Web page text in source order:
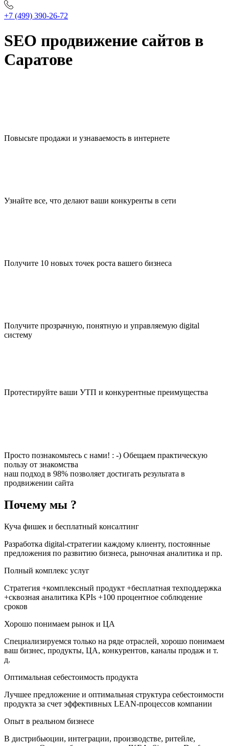
+7 (499) 390-26-72
SEO продвижение сайтов в
Саратове
Повысьте продажи и узнаваемость в интернете
Узнайте все, что делают ваши конкуренты в сети
Получите 10 новых точек роста вашего бизнеса
Получите прозрачную, понятную и управляемую digital
систему
Протестируйте ваши УТП и конкурентные преимущества
Просто познакомьтесь с нами! : -) Обещаем практическую
пользу от знакомства
наш подход в 98% позволяет достигать результата в
продвижении сайта
Почему мы ?
Куча фишек и бесплатный консалтинг
Разработка digital-стратегии каждому клиенту, постоянные
предложения по развитию бизнеса, рыночная аналитика и пр.
Полный комплекс услуг
Стратегия +комплексный продукт +бесплатная техподдержка
+сквозная аналитика KPIs +100 процентное соблюдение
сроков
Хорошо понимаем рынок и ЦА
Специализируемся только на ряде отраслей, хорошо понимаем
ваш бизнес, продукты, ЦА, конкурентов, каналы продаж и т.
д.
Оптимальная себестоимость продукта
Лучшее предложение и оптимальная структура себестоимости
продукта за счет эффективных LEAN-процессов компании
Опыт в реальном бизнесе
В дистрибьюции, интеграции, производстве, ритейле,